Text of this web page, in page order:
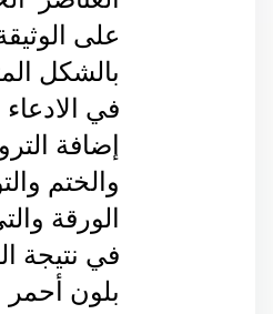
بلون أحمر